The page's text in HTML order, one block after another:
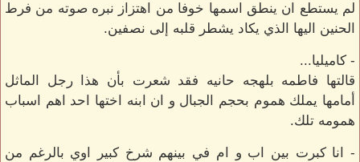
لم يستطع ان ينطق اسمها خوفا من اهتزاز نبره صوته من فرط
الحنين اليها الذي يكاد يشطر قلبه إلى نصفين.
- كاميليا...
قالتها فاطمه بلهجه حانيه فقد شعرت بأن هذا رجل الماثل
أمامها يملك هموم بحجم الجبال و ان ابنه اختها احد اهم اسباب
همومه تلك.
- انا كبرت بين اب و ام في بينهم شرخ كبير اوي بالرغم من